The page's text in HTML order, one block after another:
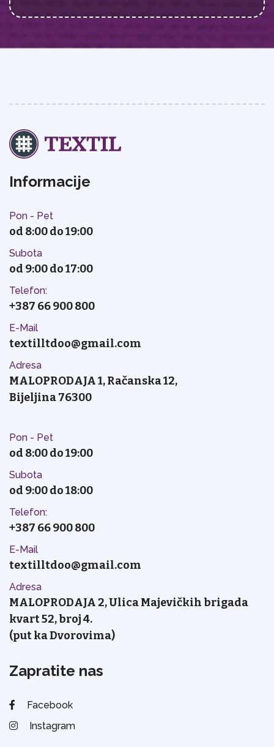
Informacije
Pon - Pet
od 8:00 do 19:00
Subota
od 9:00 do 17:00
Telefon:
+387 66 900 800
E-Mail
textilltdoo@gmail.com
Adresa
MALOPRODAJA 1, Račanska 12,
Bijeljina 76300
Pon - Pet
od 8:00 do 19:00
Subota
od 9:00 do 18:00
Telefon:
+387 66 900 800
E-Mail
textilltdoo@gmail.com
Adresa
MALOPRODAJA 2, Ulica Majevičkih brigada
kvart 52, broj 4.
(put ka Dvorovima)
Zapratite nas
Facebook
Instagram